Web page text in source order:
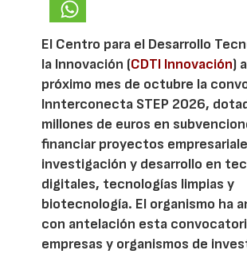
El Centro para el Desarrollo
la Innovación (CDTI Innovación)
próximo mes de octubre la
Innterconecta STEP 2026,
millones de euros en
financiar proyectos
investigación y desarrollo en
digitales, tecnologías limpias y
biotecnología. El organismo ha
con antelación esta
empresas y organismos de